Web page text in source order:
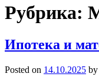
Рубрика:
Ипотека и
Posted on 14.10.2025 by